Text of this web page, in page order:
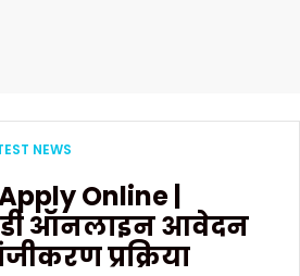
NEWS
Online |
डी ऑनलाइन आवेदन
प्रक्रिया